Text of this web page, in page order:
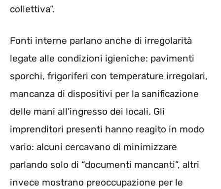
collettiva”.
Fonti interne parlano anche di irregolarità
legate alle condizioni igieniche: pavimenti
sporchi, frigoriferi con temperature irregolari,
mancanza di dispositivi per la sanificazione
delle mani all’ingresso dei locali. Gli
imprenditori presenti hanno reagito in modo
vario: alcuni cercavano di minimizzare
parlando solo di “documenti mancanti”, altri
invece mostrano preoccupazione per le